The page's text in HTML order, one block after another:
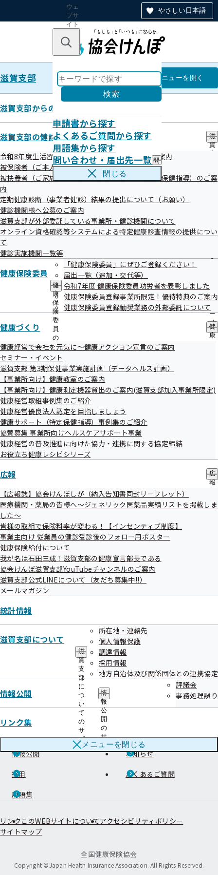
やさしい日本語
ウェ
ブサ
イト
のナ
ン
キーワードで探す
検索
申請書から探す
よくあるご質問から探す
用語集から探す
問い合わせ・届出先一覧 問
い
せ
・
出
先
の
サ
メ
ニ
ュ
ー
閉じる
滋賀支部 滋賀支部
メニューを開く
滋賀支部からのお知らせ
滋賀支部の健診・保健指導のご案内
滋
賀
健
導
案
サ
ブ
ニ
ュ
ー
令和8年度生活習慣病予防健診・特定健康診査のご案内
被保険者（ご本人）様の健診・保健指導のご案内
被扶養者（ご家族）様の健診・健康サポート（特定保健指導）のご案
内
定期健康診断（事業者健診）結果の提出について（お願い）
健診機関様へ公募のご案内
滋賀支部が外部委託している事業所・健診機関について
オンライン資格確認等システムによる特定健康診査情報の提供につい
て
健診実施機関一覧等
健康保険委員
健
康
保
険
委
員
の
サ
ブ
メ
ニ
ュ
ー
「健康保険委員」にぜひご登録ください！
届出一覧（追加・交代等）
令和7年度 健康保険委員功労者を表彰しました
健康保険委員登録事業所限定！優待特典のご案内
健康保険委員登録勧奨業務の外部委託について
健康づくり
健
康
ブ
健康経営で会社を元気に～健康アクション宣言のご案内
セミナー・イベント
滋賀支部 第3期保健事業実施計画（データヘルス計画）
【事業所向け】健康教室のご案内
【事業所向け】健康測定機器貸出のご案内(滋賀支部加入事業所限定)
健康経営取組事例集のご紹介
健康経営優良法人認定を目指しましょう
健康サポート（特定保健指導）事例集のご紹介
協賛募集 事業所向けヘルスケアサポート事業
健康経営の普及推進に向けた協力・連携に関する協定締結
お役立ち健康レシピシリーズ
広報
広
報
ブ
【広報誌】協会けんぽしが（納入告知書同封リーフレット）
医療機関・薬局の皆様へ～ジェネリック医薬品実績リストを掲載しま
した～
皆様の取組で保険料率が変わる！【インセンティブ制度】
事業主向け 従業員の健診受診後のフォロー用ポスター
健康保険給付について
我が名は石田三成！滋賀支部の健康宣言部長である
協会けんぽ滋賀支部YouTubeチャンネルのご案内
滋賀支部公式LINEについて（友だち募集中!!）
メールマガジン
統計情報
滋賀支部について
滋
賀
支
部
に
つ
い
て
の
サ
ブ
メ
所在地・連絡先
個人情報保護
調達情報
採用情報
地方自治体及び関係団体との連携協定
情報公開
情
報
公
開
の
サ
ブ
メ
ュ
評議会
事務処理誤り
リンク集
メニューを閉じる
滋賀支部について
個人情報保護
調達情報
採用情報
地方自治体及び関係団体との連携協定
協会けんぽTOP都道府県支部滋賀支部滋賀支部について
連絡先・アクセス
都道府県支部所在地
ご案内
情報公開 お知らせ
採用 よくあるご質問
用語集
リンク このWEBサイトについてアクセシビリティポリシー
サイトマップ
全国健康保険協会
Copyright ©Japan Health Insurance Association. All Rights Reserved.